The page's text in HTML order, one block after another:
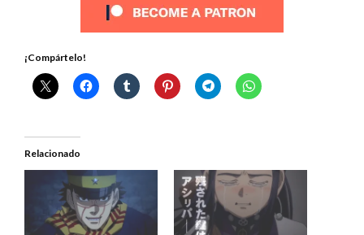
¡Compártelo!
Relacionado